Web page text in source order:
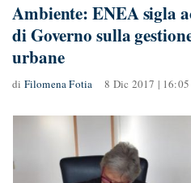
Ambiente: ENEA sigla
di Governo sulla
urbane
di Filomena Fotia 8 Dic 2017 | 16:05